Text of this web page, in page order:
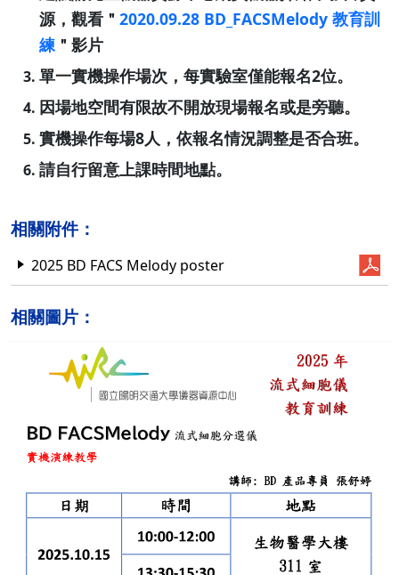
源，觀看＂ 2020.09.28 BD_FACSMelody 教育訓
練＂影片
單一實機操作場次，每實驗室僅能報名2位。
因場地空間有限故不開放現場報名或是旁聽。
實機操作每場8人，依報名情況調整是否合班。
請自行留意上課時間地點。
相關附件：
2025 BD FACS Melody poster
相關圖片：